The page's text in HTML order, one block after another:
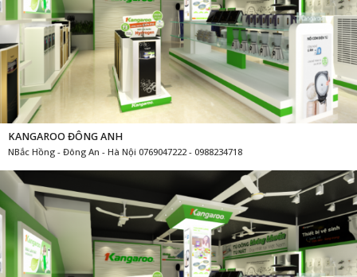
KANGAROO ĐÔNG ANH
NBắc Hồng - Đông An - Hà Nội 0769047222 - 0988234718